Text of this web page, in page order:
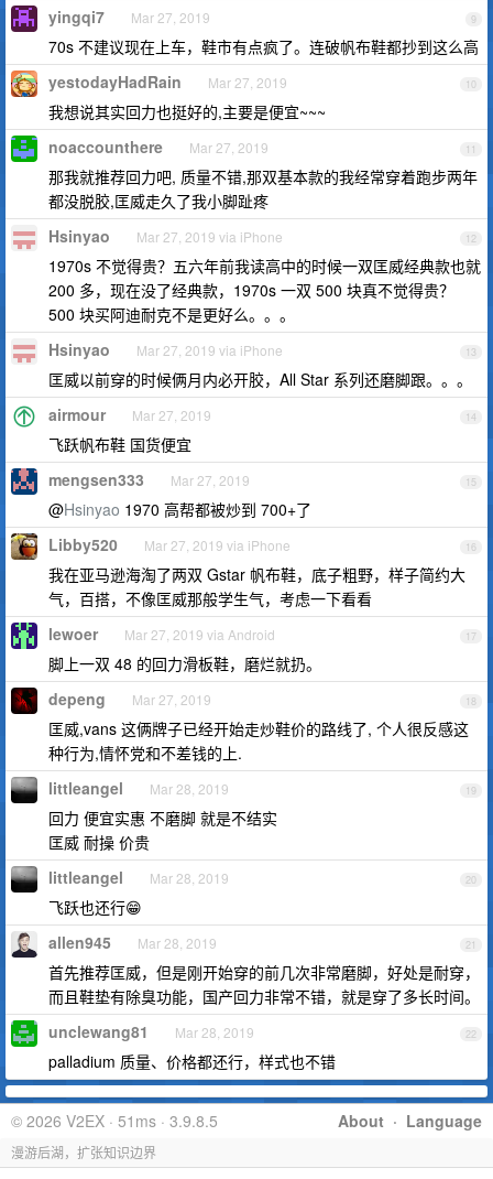
9
yingqi7 Mar 27, 2019
70s 不建议现在上车，鞋市有点疯了。连破帆布鞋都抄到这么高
10
yestodayHadRain Mar 27, 2019
我想说其实回力也挺好的,主要是便宜~~~
11
noaccounthere Mar 27, 2019
那我就推荐回力吧, 质量不错,那双基本款的我经常穿着跑步两年
都没脱胶,匡威走久了我小脚趾疼
12
Hsinyao Mar 27, 2019 via iPhone
1970s 不觉得贵？五六年前我读高中的时候一双匡威经典款也就
200 多，现在没了经典款，1970s 一双 500 块真不觉得贵？
500 块买阿迪耐克不是更好么。。。
13
Hsinyao Mar 27, 2019 via iPhone
匡威以前穿的时候俩月内必开胶，All Star 系列还磨脚跟。。。
14
airmour Mar 27, 2019
飞跃帆布鞋 国货便宜
15
mengsen333 Mar 27, 2019
@Hsinyao 1970 高帮都被炒到 700+了
16
Libby520 Mar 27, 2019 via iPhone
我在亚马逊海淘了两双 Gstar 帆布鞋，底子粗野，样子简约大
气，百搭，不像匡威那般学生气，考虑一下看看
17
lewoer Mar 27, 2019 via Android
脚上一双 48 的回力滑板鞋，磨烂就扔。
18
depeng Mar 27, 2019
匡威,vans 这俩牌子已经开始走炒鞋价的路线了, 个人很反感这
种行为,情怀党和不差钱的上.
19
littleangel Mar 28, 2019
回力 便宜实惠 不磨脚 就是不结实
匡威 耐操 价贵
20
littleangel Mar 28, 2019
飞跃也还行😁
21
allen945 Mar 28, 2019
首先推荐匡威，但是刚开始穿的前几次非常磨脚，好处是耐穿，
而且鞋垫有除臭功能，国产回力非常不错，就是穿了多长时间。
22
unclewang81 Mar 28, 2019
palladium 质量、价格都还行，样式也不错
About · Language
© 2026 V2EX · 51ms · 3.9.8.5
漫游后湖，扩张知识边界